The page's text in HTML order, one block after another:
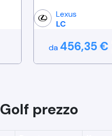
Lexus
LC
da 456,35€
Golf prezzo